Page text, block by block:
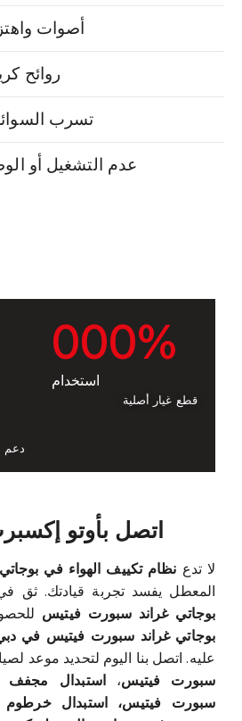
أصوات
روائح
تسرب
عدم التشغيل أو
000%
استخدام
قطع غيار أصلية
دعم
اتصل بأوتو
لا تدع نظام تكييف الهواء في
المعطل يفسد تجربة قيادتك. ثق
بوجاتي غراند سبورت فيتيس
بوجاتي غراند سبورت فيتيس في
عليه. اتصل بنا اليوم لتحديد موعد
سبورت فيتيس،استبدال مجفف
سبورت فيتيس، استبدال خرطوم